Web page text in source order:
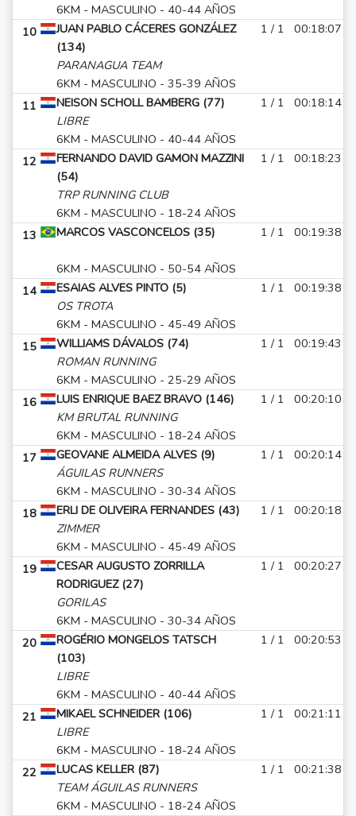
6KM - MASCULINO - 40-44 AÑOS
10
JUAN PABLO CÁCERES GONZÁLEZ
(134)
PARANAGUA TEAM
6KM - MASCULINO - 35-39 AÑOS
1 / 1 00:18:07
11
NEISON SCHOLL BAMBERG (77)
LIBRE
6KM - MASCULINO - 40-44 AÑOS
1 / 1 00:18:14
12
FERNANDO DAVID GAMON MAZZINI
(54)
TRP RUNNING CLUB
6KM - MASCULINO - 18-24 AÑOS
1 / 1 00:18:23
13 MARCOS VASCONCELOS (35)
6KM - MASCULINO - 50-54 AÑOS
1 / 1 00:19:38
14
ESAIAS ALVES PINTO (5)
OS TROTA
6KM - MASCULINO - 45-49 AÑOS
1 / 1 00:19:38
15
WILLIAMS DÁVALOS (74)
ROMAN RUNNING
6KM - MASCULINO - 25-29 AÑOS
1 / 1 00:19:43
16
LUIS ENRIQUE BAEZ BRAVO (146)
KM BRUTAL RUNNING
6KM - MASCULINO - 18-24 AÑOS
1 / 1 00:20:10
17
GEOVANE ALMEIDA ALVES (9)
ÁGUILAS RUNNERS
6KM - MASCULINO - 30-34 AÑOS
1 / 1 00:20:14
18
ERLI DE OLIVEIRA FERNANDES (43)
ZIMMER
6KM - MASCULINO - 45-49 AÑOS
1 / 1 00:20:18
19
CESAR AUGUSTO ZORRILLA
RODRIGUEZ (27)
GORILAS
6KM - MASCULINO - 30-34 AÑOS
1 / 1 00:20:27
20
ROGÉRIO MONGELOS TATSCH
(103)
LIBRE
6KM - MASCULINO - 40-44 AÑOS
1 / 1 00:20:53
21
MIKAEL SCHNEIDER (106)
LIBRE
6KM - MASCULINO - 18-24 AÑOS
1 / 1 00:21:11
22
LUCAS KELLER (87)
TEAM ÁGUILAS RUNNERS
6KM - MASCULINO - 18-24 AÑOS
1 / 1 00:21:38